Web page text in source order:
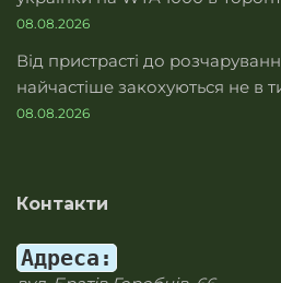
08.08.2026
Від пристрасті до
найчастіше закохуються не в
08.08.2026
Контакти
Адреса: